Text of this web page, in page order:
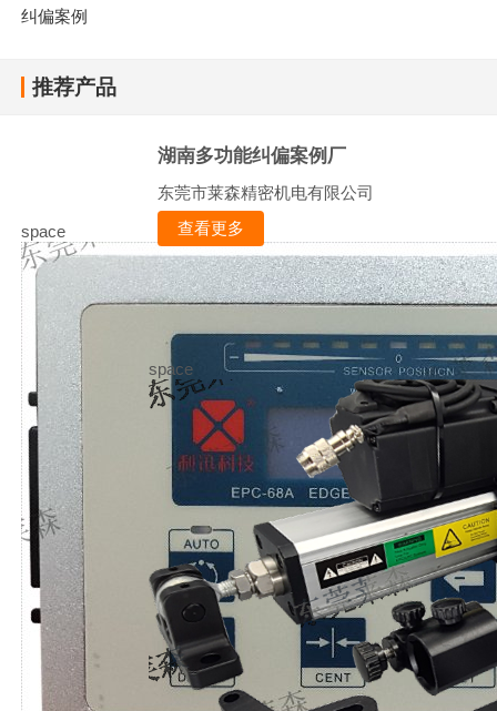
纠偏案例
推荐产品
space
湖南多功能纠偏案例厂
东莞市莱森精密机电有限公司
查看更多
space